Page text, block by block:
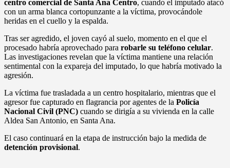
centro comercial de Santa Ana Centro, cuando el imputado atacó
con un arma blanca cortopunzante a la víctima, provocándole
heridas en el cuello y la espalda.
Tras ser agredido, el joven cayó al suelo, momento en el que el
procesado habría aprovechado para robarle su teléfono celular.
Las investigaciones revelan que la víctima mantiene una relación
sentimental con la expareja del imputado, lo que habría motivado la
agresión.
La víctima fue trasladada a un centro hospitalario, mientras que el
agresor fue capturado en flagrancia por agentes de la Policía
Nacional Civil (PNC) cuando se dirigía a su vivienda en la calle
Aldea San Antonio, en Santa Ana.
El caso continuará en la etapa de instrucción bajo la medida de
detención provisional.